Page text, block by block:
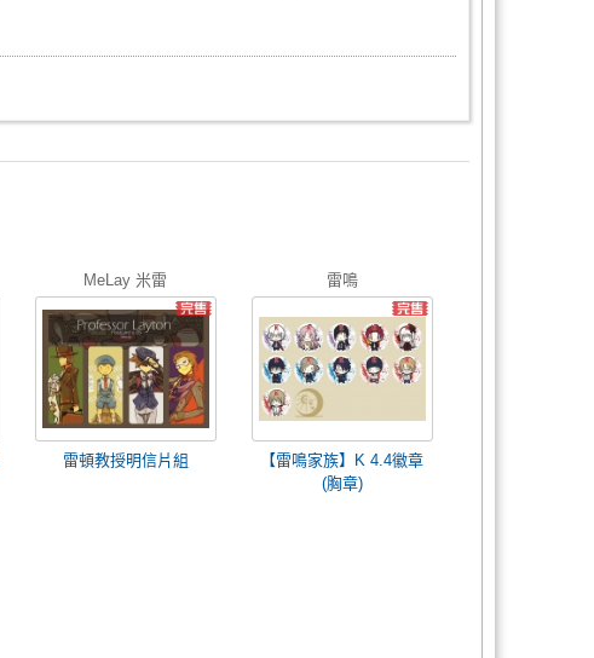
MeLay 米雷
雷頓教授明信片組
雷鳴
【雷鳴家族】K 4.4徽章
(胸章)